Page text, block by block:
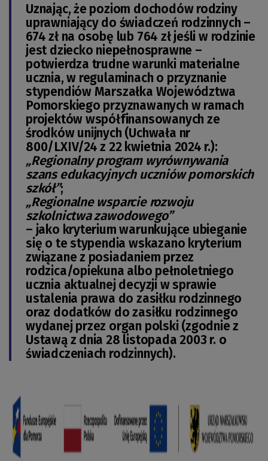
Uznając, że poziom dochodów rodziny
uprawniający do świadczeń rodzinnych –
674 zł na osobę lub 764 zł jeśli w rodzinie
jest dziecko niepełnosprawne –
potwierdza trudne warunki materialne
ucznia, w regulaminach o przyznanie
stypendiów Marszałka Województwa
Pomorskiego przyznawanych w ramach
projektów współfinansowanych ze
środków unijnych (Uchwała nr
800/LXIV/24 z 22 kwietnia 2024 r.):
„Regionalny program wyrównywania
szans edukacyjnych uczniów pomorskich
szkół”;
„Regionalne wsparcie rozwoju
szkolnictwa zawodowego”
– jako kryterium warunkujące ubieganie
się o te stypendia wskazano kryterium
związane z posiadaniem przez
rodzica/opiekuna albo pełnoletniego
ucznia aktualnej decyzji w sprawie
ustalenia prawa do zasiłku rodzinnego
oraz dodatków do zasiłku rodzinnego
wydanej przez organ polski (zgodnie z
Ustawą z dnia 28 listopada 2003 r. o
świadczeniach rodzinnych).